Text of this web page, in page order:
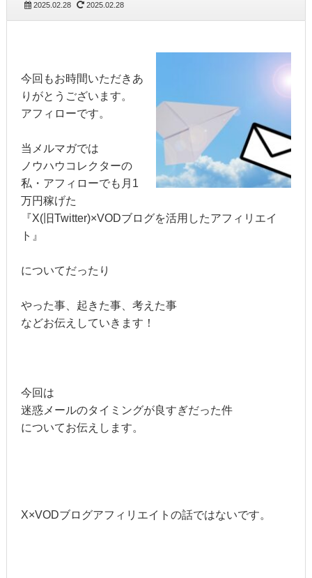
2025.02.28 2025.02.28
今回もお時間いただきあ
りがとうございます。
アフィローです。
当メルマガでは
ノウハウコレクターの
私・アフィローでも月1
万円稼げた
『X(旧Twitter)×VODブログを活用したアフィリエイ
ト』
についてだったり
やった事、起きた事、考えた事
などお伝えしていきます！
今回は
迷惑メールのタイミングが良すぎだった件
についてお伝えします。
X×VODブログアフィリエイトの話ではないです。